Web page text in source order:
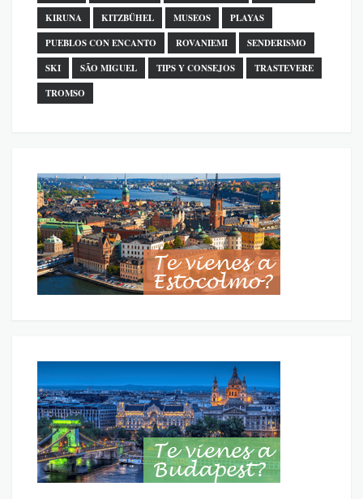
KIRUNA
KITZBÜHEL MUSEOS
PLAYAS
PUEBLOS CON ENCANTO
ROVANIEMI
SENDERISMO
SKI
SÃO MIGUEL TIPS Y CONSEJOS
TRASTEVERE
TROMSO